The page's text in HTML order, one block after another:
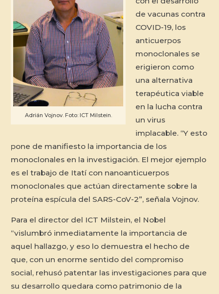
Adrián Vojnov. Foto: ICT Milstein.
de vacunas contra
COVID-19, los
anticuerpos
monoclonales se
erigieron como
una alternativa
terapéutica viable
en la lucha contra
un virus
implacable. “Y esto
pone de manifiesto la importancia de los
monoclonales en la investigación. El mejor ejemplo
es el trabajo de Itatí con nanoanticuerpos
monoclonales que actúan directamente sobre la
proteína espícula del SARS-CoV-2”, señala Vojnov.
Para el director del ICT Milstein, el Nobel
“vislumbró inmediatamente la importancia de
aquel hallazgo, y eso lo demuestra el hecho de
que, con un enorme sentido del compromiso
social, rehusó patentar las investigaciones para que
su desarrollo quedara como patrimonio de la